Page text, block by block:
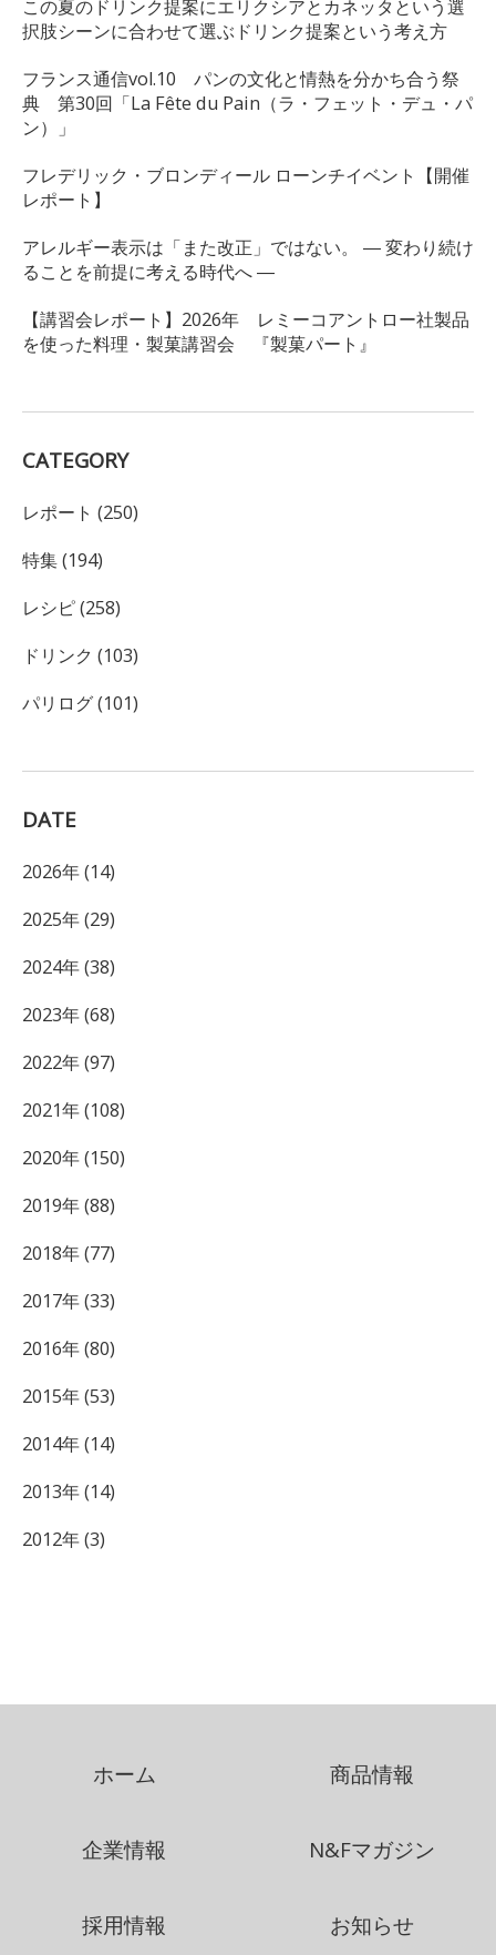
この夏のドリンク提案にエリクシアとカネッタという選
択肢シーンに合わせて選ぶドリンク提案という考え方
フランス通信vol.10 パンの文化と情熱を分かち合う祭
典 第30回「La Fête du Pain（ラ・フェット・デュ・パ
ン）」
フレデリック・ブロンディール ローンチイベント【開催
レポート】
アレルギー表示は「また改正」ではない。 ― 変わり続け
ることを前提に考える時代へ ―
【講習会レポート】2026年 レミーコアントロー社製品
を使った料理・製菓講習会 『製菓パート』
CATEGORY
レポート (250)
特集 (194)
レシピ (258)
ドリンク (103)
パリログ (101)
DATE
2026年 (14)
2025年 (29)
2024年 (38)
2023年 (68)
2022年 (97)
2021年 (108)
2020年 (150)
2019年 (88)
2018年 (77)
2017年 (33)
2016年 (80)
2015年 (53)
2014年 (14)
2013年 (14)
2012年 (3)
ホーム 商品情報
企業情報 N&Fマガジン
採用情報 お知らせ